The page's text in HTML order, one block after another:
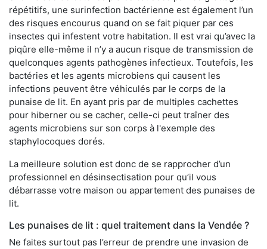
répétitifs, une surinfection bactérienne est également l’un
des risques encourus quand on se fait piquer par ces
insectes qui infestent votre habitation. Il est vrai qu’avec la
piqûre elle-même il n’y a aucun risque de transmission de
quelconques agents pathogènes infectieux. Toutefois, les
bactéries et les agents microbiens qui causent les
infections peuvent être véhiculés par le corps de la
punaise de lit. En ayant pris par de multiples cachettes
pour hiberner ou se cacher, celle-ci peut traîner des
agents microbiens sur son corps à l'exemple des
staphylocoques dorés.
La meilleure solution est donc de se rapprocher d’un
professionnel en désinsectisation pour qu’il vous
débarrasse votre maison ou appartement des punaises de
lit.
Les punaises de lit : quel traitement dans la Vendée ?
Ne faites surtout pas l’erreur de prendre une invasion de